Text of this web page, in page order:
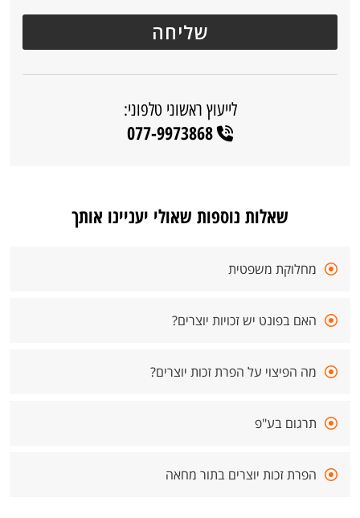
לייעוץ ראשוני טלפוני:
077-9973868
שאלות נוספות שאולי יעניינו אותך
מחלוקת משפטית
האם בפונט יש זכויות יוצרים?
מה הפיצוי על הפרת זכות יוצרים?
תרגום בע"פ
הפרת זכות יוצרים בתור מחאה